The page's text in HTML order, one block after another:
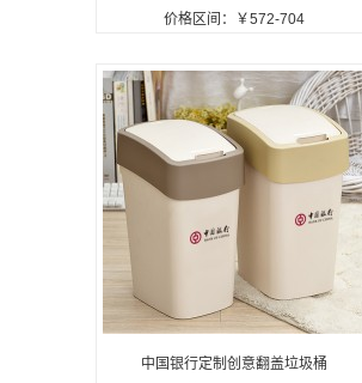
国风系列礼盒GC-3定制公司
价格区间：￥572-704
中国银行定制创意翻盖垃圾桶